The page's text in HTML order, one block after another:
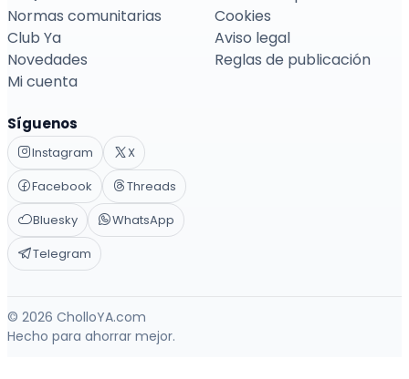
Normas comunitarias
Club Ya
Novedades
Mi cuenta
Cookies
Aviso legal
Reglas de publicación
Síguenos
Instagram
X
Facebook
Threads
Bluesky
WhatsApp
Telegram
© 2026 CholloYA.com
Hecho para ahorrar mejor.